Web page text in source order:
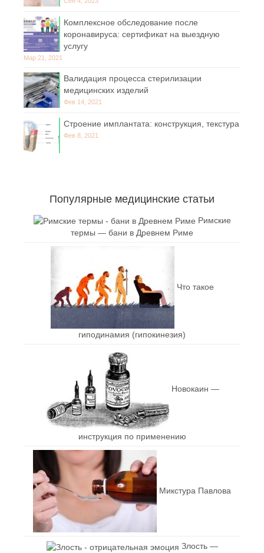
Комплексное обследование после
коронавируса: сертификат на выездную
услугу
Мар 21, 2021
Валидация процесса стерилизации
медицинских изделий
Фев 14, 2021
Строение имплантата: конструкция, текстура
Фев 8, 2021
Популярные медицинские статьи
Римские
термы — бани в Древнем Риме
Что такое
гиподинамия (гипокинезия)
Новокаин —
инструкция по применению
Микстура Павлова
Злость —